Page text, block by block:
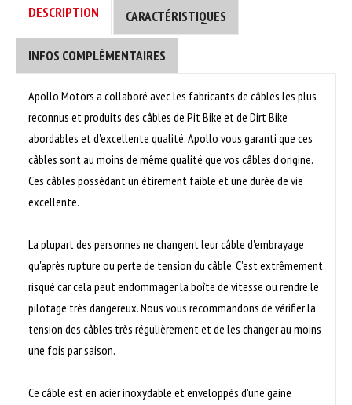
DESCRIPTION CARACTÉRISTIQUES
INFOS COMPLÉMENTAIRES
Apollo Motors a collaboré avec les fabricants de câbles les plus
reconnus et produits des câbles de Pit Bike et de Dirt Bike
abordables et d'excellente qualité. Apollo vous garanti que ces
câbles sont au moins de même qualité que vos câbles d'origine.
Ces câbles possédant un étirement faible et une durée de vie
excellente.
La plupart des personnes ne changent leur câble d'embrayage
qu'après rupture ou perte de tension du câble. C'est extrêmement
risqué car cela peut endommager la boîte de vitesse ou rendre le
pilotage très dangereux. Nous vous recommandons de vérifier la
tension des câbles très régulièrement et de les changer au moins
une fois par saison.
Ce câble est en acier inoxydable et enveloppés d'une gaine